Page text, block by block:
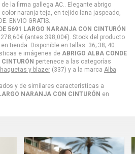
la firma gallega AC.. Elegante abrigo
naranja teja, en tejido lana jaspeado,
ENVIO GRATIS.
5691 LARGO NARANJA CON CINTURÓN
278,60€ (antes 398,00€). Stock del producto
tienda. Disponible en tallas: 36; 38; 40.
e imágenes de ABRIGO ALBA CONDE
pertenece a las categorías
y blazer (337) y a la marca Alba
y de similares características a
NARANJA CON CINTURÓN en